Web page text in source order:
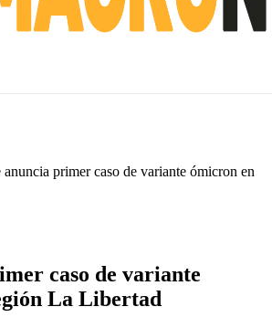
anuncia primer caso de variante ómicron en
caso de variante
La Libertad